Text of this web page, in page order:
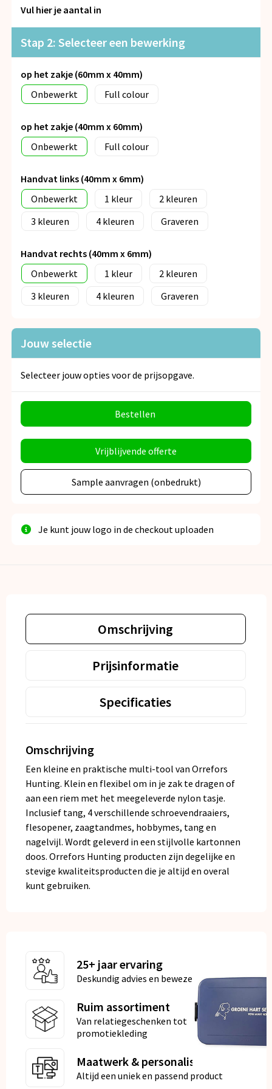
Snoepgoed
Spellen voor binnen en buiten
Vrije tijd en Strand
Anti-stress
Vul hier je aantal in
Stap 2: Selecteer een bewerking
op het zakje (60mm x 40mm)
Onbewerkt
Full colour
op het zakje (40mm x 60mm)
Onbewerkt
Full colour
Handvat links (40mm x 6mm)
Onbewerkt
1
2
3
4 Graveren
Handvat rechts (40mm x 6mm)
Onbewerkt
1
2
3
4 Graveren
Jouw selectie
Selecteer jouw opties voor de prijsopgave.
Bestellen
Vrijblijvende offerte
Sample aanvragen (onbedrukt)
Je kunt jouw logo in de checkout uploaden
Omschrijving
Prijsinformatie
Specificaties
Omschrijving
Een kleine en praktische multi-tool van Orrefors
Hunting. Klein en flexibel om in je zak te dragen of
aan een riem met het meegeleverde nylon tasje.
Inclusief tang, 4 verschillende schroevendraaiers,
flesopener, zaagtandmes, hobbymes, tang en
nagelvijl. Wordt geleverd in een stijlvolle kartonnen
doos. Orrefors Hunting producten zijn degelijke en
stevige kwaliteitsproducten die je altijd en overal
kunt gebruiken.
25+ jaar ervaring
Deskundig advies en bewezen kwaliteit
Ruim assortiment
Van relatiegeschenken tot
promotiekleding
Maatwerk & personalisatie
Altijd een uniek en passend product